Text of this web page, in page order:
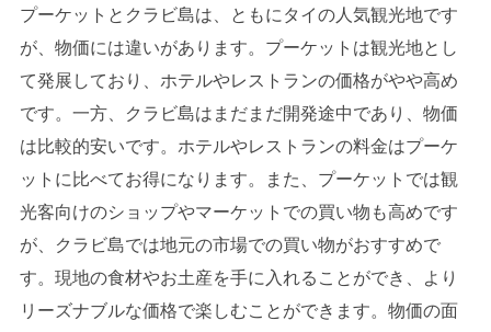
プーケットとクラビ島は、ともにタイの人気観光地です
が、物価には違いがあります。プーケットは観光地とし
て発展しており、ホテルやレストランの価格がやや高め
です。一方、クラビ島はまだまだ開発途中であり、物価
は比較的安いです。ホテルやレストランの料金はプーケ
ットに比べてお得になります。また、プーケットでは観
光客向けのショップやマーケットでの買い物も高めです
が、クラビ島では地元の市場での買い物がおすすめで
す。現地の食材やお土産を手に入れることができ、より
リーズナブルな価格で楽しむことができます。物価の面